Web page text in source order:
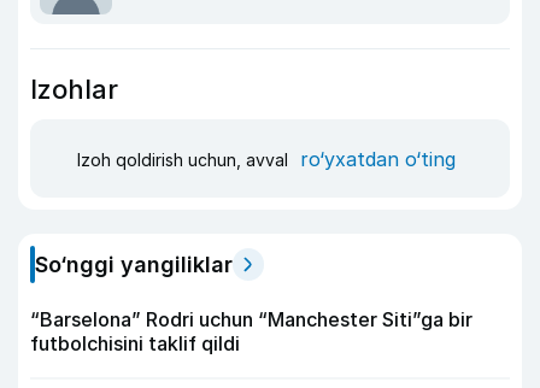
Izohlar
Izoh qoldirish uchun, avval ro‘yxatdan o‘ting
So‘nggi yangiliklar
“Barselona” Rodri uchun “Manchester Siti”ga bir
futbolchisini taklif qildi